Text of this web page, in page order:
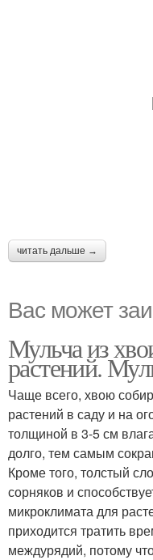
читать дальше →
Вас может
Мульча из
растений.
Чаще всего, хвою
растений в саду и на
толщиной в 3-5 см
долго, тем самым
Кроме того, толстый
сорняков и
микроклимата для
приходится тратить
междурядий, потому